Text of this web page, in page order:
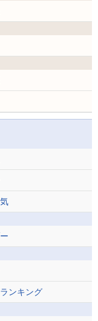
ンキング